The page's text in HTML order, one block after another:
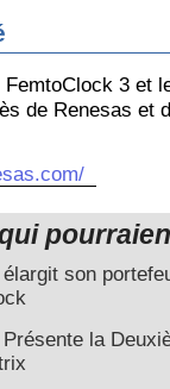
3 et
de Renesas et
son
la